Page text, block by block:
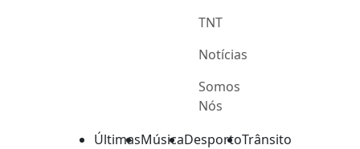
TNT
Notícias
Somos
Nós
ÚltimasMúsicaDesportoTrânsito